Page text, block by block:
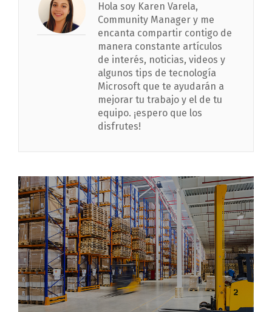
Hola soy Karen Varela,
Community Manager y me
encanta compartir contigo de
manera constante artículos
de interés, noticias, videos y
algunos tips de tecnología
Microsoft que te ayudarán a
mejorar tu trabajo y el de tu
equipo. ¡espero que los
disfrutes!